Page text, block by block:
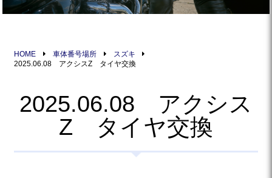
HOME 車体番号場所
スズキ
2025.06.08 アクシスZ タイヤ交換
2025.06.08 アクシス
Z タイヤ交換